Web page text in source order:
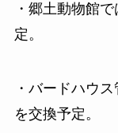
・郷土動物館
定。
・バードハウ
を交換予定。